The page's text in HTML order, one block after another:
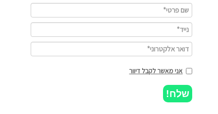
אני מאשר לקבל דיוור
שלח!